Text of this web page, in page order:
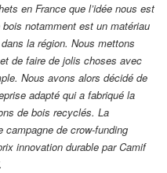
en France que l’idée nous est
bois notamment est un matériau
la région. Nous mettons
de faire de jolis choses avec
Nous avons alors décidé de
adapté qui a fabriqué la
de bois recyclés. La
campagne de crow-funding
innovation durable par Camif